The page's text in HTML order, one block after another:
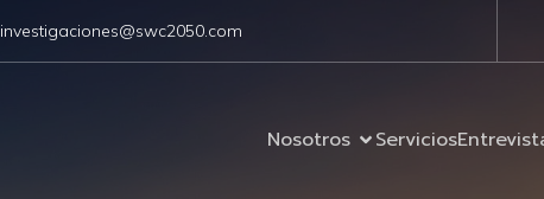
investigaciones@swc2050.com
Nosotros Servicios